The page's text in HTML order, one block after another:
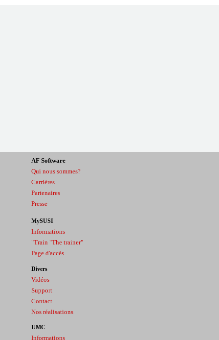
MySUSI
Informations
"Train "The trainer"
Page d'accès
Divers
Vidéos
Support
Contact
Nos réalisations
AF Software
Qui nous sommes?
Carrières
Partenaires
Presse
UMC
Informations